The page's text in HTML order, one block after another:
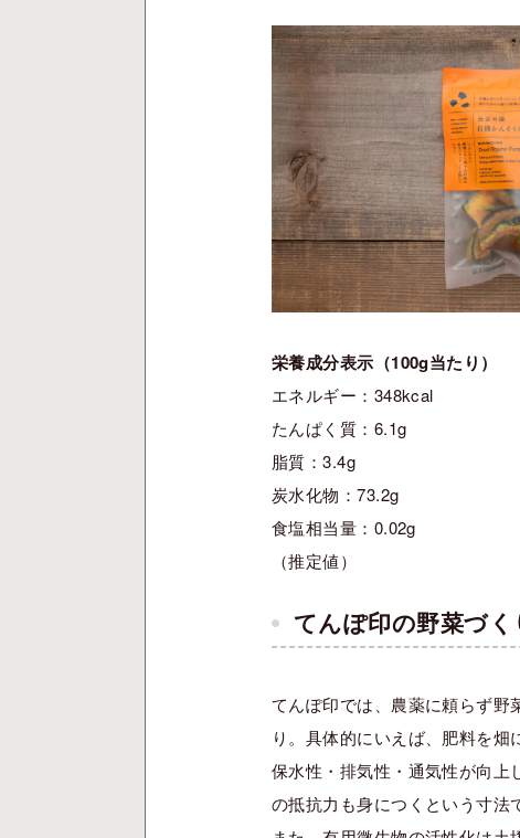
栄養成分表示（100g当たり）
エネルギー：348kcal
たんぱく質：6.1g
脂質：3.4g
炭水化物：73.2g
食塩相当量：0.02g
（推定値）
てんぽ印の野菜づく
てんぽ印では、農薬に頼らず野
り。具体的にいえば、肥料を
保水性・排気性・通気性が向上
の抵抗力も身につくという寸法